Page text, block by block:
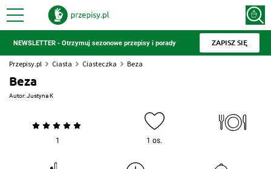
NEWSLETTER - Otrzymuj sezonowe przepisy i porady ZAPISZ SIĘ
Przepisy.pl Ciasta Ciasteczka Beza
Beza
Autor:Justyna K
1 1 os.